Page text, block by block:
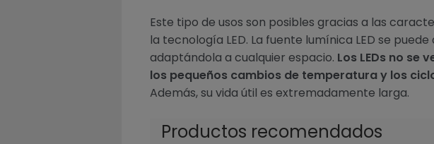
Este tipo de usos son posibles gracias a las
la tecnología LED. La fuente lumínica LED se
adaptándola a cualquier espacio. Los LEDs no se
los pequeños cambios de temperatura y los
Además, su vida útil es extremadamente larga.
Productos recomendados